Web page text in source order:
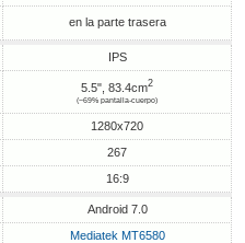
en la parte trasera
IPS
5.5", 83.4cm2
(~69% pantalla-cuerpo)
1280x720
267
16:9
Android 7.0
Mediatek MT6580